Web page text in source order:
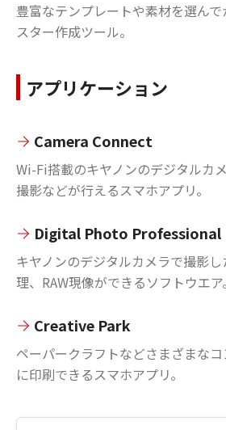
豊富なテンプレートや素材を選ん
スター作成ツール。
アプリケーション
Camera Connect
Wi-Fi搭載のキヤノンのデジタルカ
撮影などが行えるスマホアプリ。
Digital Photo Professional
キヤノンのデジタルカメラで撮影
理、RAW現像ができるソフトウエア。
Creative Park
ペーパークラフトなどさまざまな
に印刷できるスマホアプリ。